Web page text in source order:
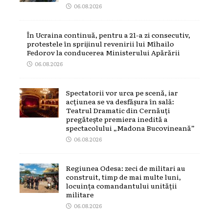
06.08.2026
În Ucraina continuă, pentru a 21-a zi consecutiv,
protestele în sprijinul revenirii lui Mîhailo
Fedorov la conducerea Ministerului Apărării
06.08.2026
Spectatorii vor urca pe scenă, iar
acțiunea se va desfășura în sală:
Teatrul Dramatic din Cernăuți
pregătește premiera inedită a
spectacolului „Madona Bucovineană”
06.08.2026
Regiunea Odesa: zeci de militari au
construit, timp de mai multe luni,
locuința comandantului unității
militare
06.08.2026